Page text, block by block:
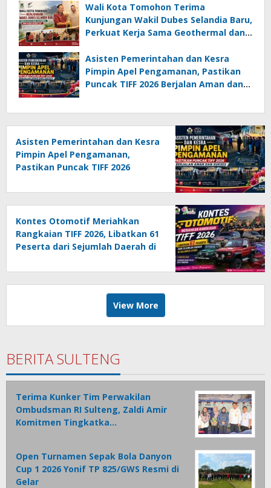
Wali Kota Tomohon Terima
Kunjungan Wakil Dubes Selandia Baru,
Perkuat Kerja Sama Geothermal dan
Asisten Pemerintahan dan Kesra
Pimpin Apel Pengamanan, Pastikan
Puncak TIFF 2026 Berjalan Aman dan
Asisten Pemerintahan dan Kesra
Pimpin Apel Pengamanan,
Pastikan Puncak TIFF 2026
Kontes Otomotif Meriahkan
Rangkaian TIFF 2026, Libatkan 61
Peserta dari Sejumlah Daerah di
View More
BERITA SULTENG
Terima Kunker Tim Perwakilan
Ombudsman RI Sulteng, Zaldi Amir
Komitmen Tingkatka…
Open Turnamen Sepak Bola Danyon
Cup 1 2026 Yonif TP 825/GWS Resmi di
Gelar